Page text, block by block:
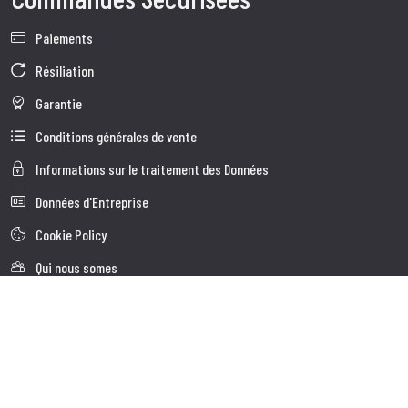
Paiements
Résiliation
Garantie
Conditions générales de vente
Informations sur le traitement des Données
Données d'Entreprise
Cookie Policy
Qui nous somes